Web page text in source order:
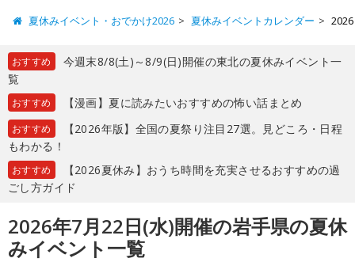
夏休みイベント・おでかけ2026 夏休みイベントカレンダー
おすすめ
今週末8/8(土)～8/9(日)開催の東北の夏休みイベント一
覧
おすすめ 【漫画】夏に読みたいおすすめの怖い話まとめ
おすすめ
【2026年版】全国の夏祭り注目27選。見どころ・日程
もわかる！
おすすめ
【2026夏休み】おうち時間を充実させるおすすめの過
ごし方ガイド
2026年7月22日(水)開催の岩手県の夏休
みイベント一覧